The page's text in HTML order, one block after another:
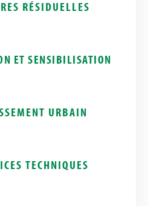
RÉSIDUELLES
ET SENSIBILISATION
URBAIN
TECHNIQUES